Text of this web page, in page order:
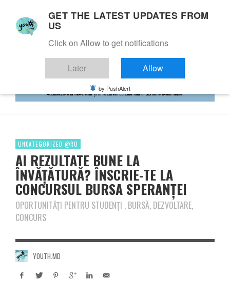
UNCATEGORIZED @RO
AI REZULTATE BUNE LA
ÎNVĂŢĂTURĂ? ÎNSCRIE-TE LA
CONCURSUL BURSA SPERANŢEI
OPORTUNITĂŢI PENTRU STUDENŢI , BURSĂ, DEZVOLTARE,
CONCURS
YOUTH.MD
GET THE LATEST UPDATES FROM
US
Click on Allow to get notifications
Later Allow
by PushAlert